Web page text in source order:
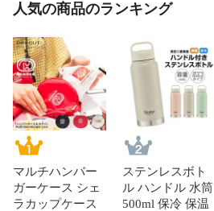
人気の商品のランキング
マルチハンバー
ガーケース シェ
ラカップケース
ステンレスボト
ル ハンドル 水筒
500ml 保冷 保温